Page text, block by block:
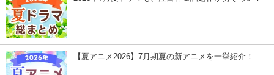
【夏アニメ2026】7月期夏の新アニメを一挙紹介！